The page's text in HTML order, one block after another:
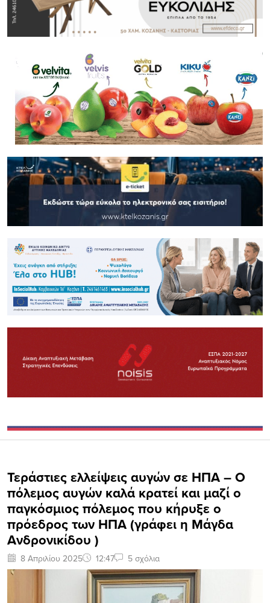
Τεράστιες ελλείψεις αυγών σε ΗΠΑ – Ο
πόλεμος αυγών καλά κρατεί και μαζί ο
παγκόσμιος πόλεμος που κήρυξε ο
πρόεδρος των ΗΠΑ (γράφει η Μάγδα
Ανδρονικίδου )
8 Απριλίου 2025 12:47 5 σχόλια